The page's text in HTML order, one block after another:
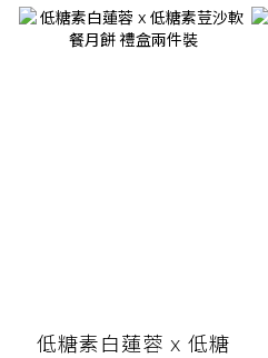
低糖素白蓮蓉 x 低糖